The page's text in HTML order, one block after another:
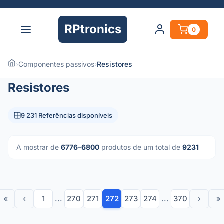
RPtronics 0
›Componentes passivos›Resistores
Resistores
9 231 Referências disponíveis
A mostrar de 6776–6800 produtos de um total de 9231
« ‹ 1 ... 270 271 272 273 274 ... 370 › »